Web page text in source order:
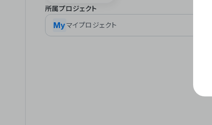
所属プロジェクト
Myマイプロジェクト